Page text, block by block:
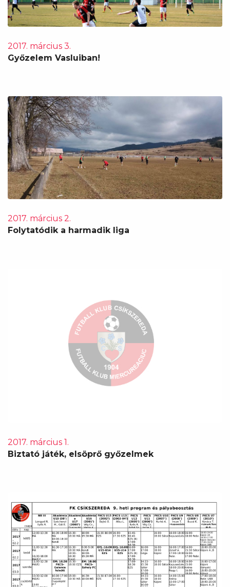
2017. március 3.
Győzelem Vasluiban!
2017. március 2.
Folytatódik a harmadik liga
2017. március 1.
Biztató játék, elsöprő győzelmek